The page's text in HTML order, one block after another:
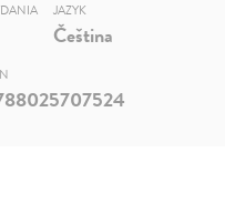
JAZYK
Čeština